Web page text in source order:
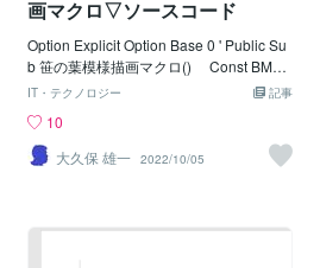
画マクロ▽ソースコード
Option Explicit Option Base 0 ' Public Su
b 笹の葉模様描画マクロ() Const BMBG
LEFT = 90 '描画開始位置Ｘ C
Ｙ ' Const BMBGVSPC = 60
'横-間隔 Const BMBGHSPC = 35
'縦-間隔 ' Const BMBGCOLS =
GBZMG = 1.2 'ベジェ倍率 Const
記事
IT・テクノロジー
10
大久保 雄一 2022/10/05